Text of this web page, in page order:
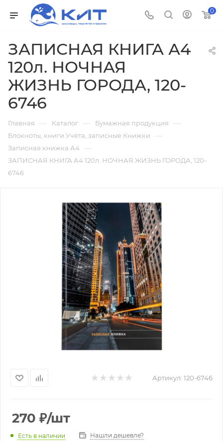
0
ЗАПИСНАЯ КНИГА А4
120л. НОЧНАЯ
ЖИЗНЬ ГОРОДА, 120-
6746
Главная — Каталог — Бумажная продукция —
Блокноты, книги Учёта, записные Книжки —
Записная книжка А4 —
ЗАПИСНАЯ КНИГА А4 120л. НОЧНАЯ ЖИЗНЬ ГОРОДА, 120-
6746
Артикул: 120-6746
270 ₽/шт
Есть в наличии Нашли дешевле?